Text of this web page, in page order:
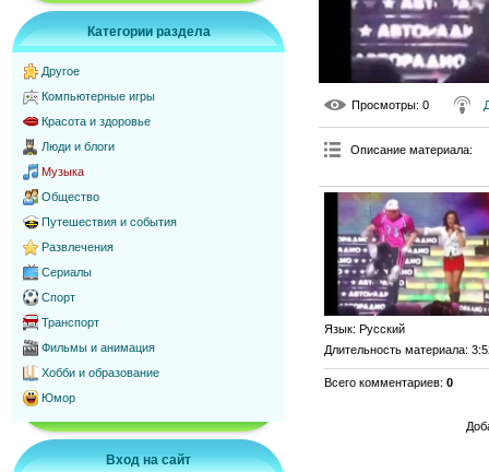
Категории раздела
Другое
Компьютерные игры
Красота и здоровье
Люди и блоги
Музыка
Общество
Путешествия и события
Развлечения
Сериалы
Спорт
Транспорт
Фильмы и анимация
Хобби и образование
Юмор
Вход на сайт
Просмотры: 0
Описание материала:
Язык: Русский
Длительность материала:
Всего комментариев: 0